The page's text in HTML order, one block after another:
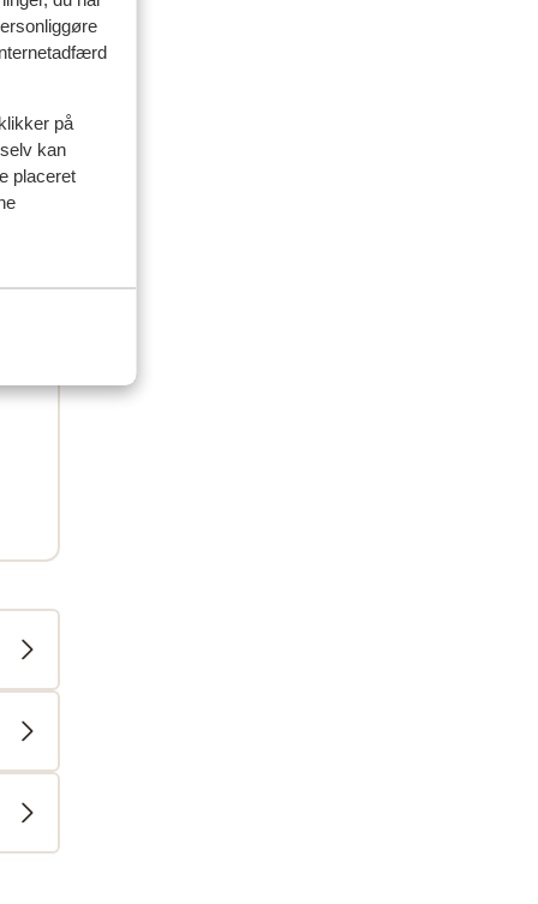
på
kan
placeret